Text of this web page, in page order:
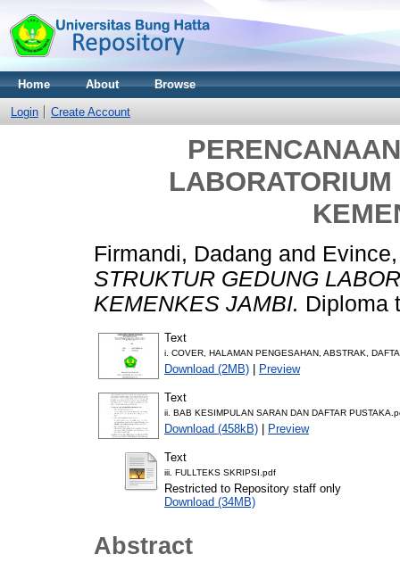
Home About Browse
Login Create Account
Firmandi, Dadang and
STRUKTUR GEDUNG
KEMENKES JAMBI. Diploma
Text
i. COVER, HALAMAN PENGESAHAN, ABSTRAK,
Download (2MB) | Preview
Text
ii. BAB KESIMPULAN SARAN DAN DAFTAR
Download (458kB) | Preview
Text
iii. FULLTEKS SKRIPSI.pdf
Restricted to Repository staff only
Download (34MB)
Abstract